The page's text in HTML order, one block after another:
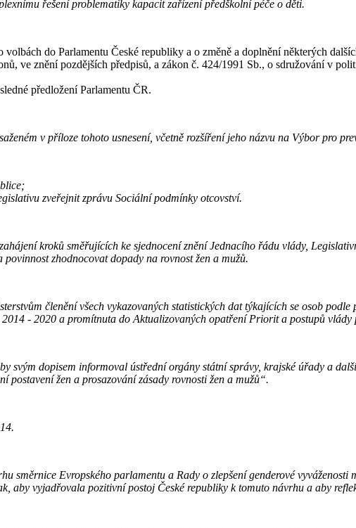
řešení problematiky kapacit zařízení předškolní péče o děti.
do Parlamentu České republiky a o změně a doplnění některých
ve znění pozdějších předpisů, a zákon č. 424/1991 Sb., o sdružování v
předložení Parlamentu ČR.
v příloze tohoto usnesení, včetně rozšíření jeho názvu na Výbor pro
zveřejnit zprávu Sociální podmínky otcovství.
kroků směřujících ke sjednocení znění Jednacího řádu vlády,
zhodnocovat dopady na rovnost žen a mužů.
členění všech vykazovaných statistických dat týkajících se osob
- 2020 a promítnuta do Aktualizovaných opatření Priorit a postupů
svým dopisem informoval ústřední orgány státní správy, krajské úřady a
žen a prosazování zásady rovnosti žen a mužů“.
směrnice Evropského parlamentu a Rady o zlepšení genderové
aby vyjadřovala pozitivní postoj České republiky k tomuto návrhu a aby